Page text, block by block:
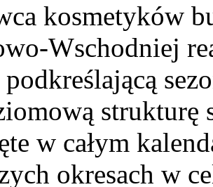
kosmetyków
Wschodniej
strukturę
w całym
okresach w